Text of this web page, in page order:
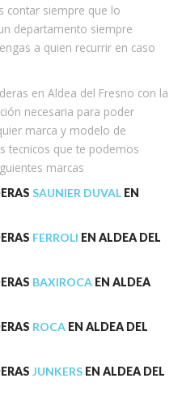
contar siempre que lo
departamento siempre
a quien recurrir en caso
en Aldea del Fresno con la
necesaria para poder
marca y modelo de
tecnicos que te podemos
marcas
SAUNIER DUVAL EN
FERROLI EN ALDEA DEL
BAXIROCA EN ALDEA
ROCA EN ALDEA DEL
JUNKERS EN ALDEA DEL